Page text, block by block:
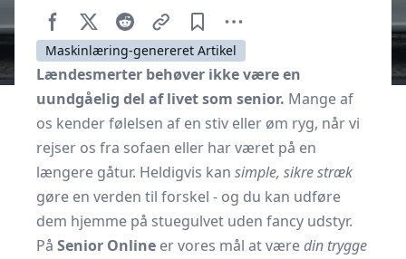
Maskinlæring-genereret Artikel
Lændesmerter behøver ikke være en
uundgåelig del af livet som senior. Mange af
os kender følelsen af en stiv eller øm ryg, når vi
rejser os fra sofaen eller har været på en
længere gåtur. Heldigvis kan simple, sikre stræk
gøre en verden til forskel - og du kan udføre
dem hjemme på stuegulvet uden fancy udstyr.
På Senior Online er vores mål at væredin trygge